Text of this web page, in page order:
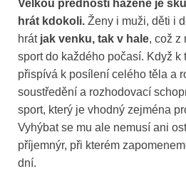
Velkou předností házené je
hrát kdokoli. Ženy i muži, děti i
hrát jak venku, tak v hale, což z
sport do každého počasí. Když k
přispívá k posílení celého těla a
soustředění a rozhodovací
sport, který je vhodný zejména
Vyhýbat se mu ale nemusí ani
příjemnýr, při kterém
dní.